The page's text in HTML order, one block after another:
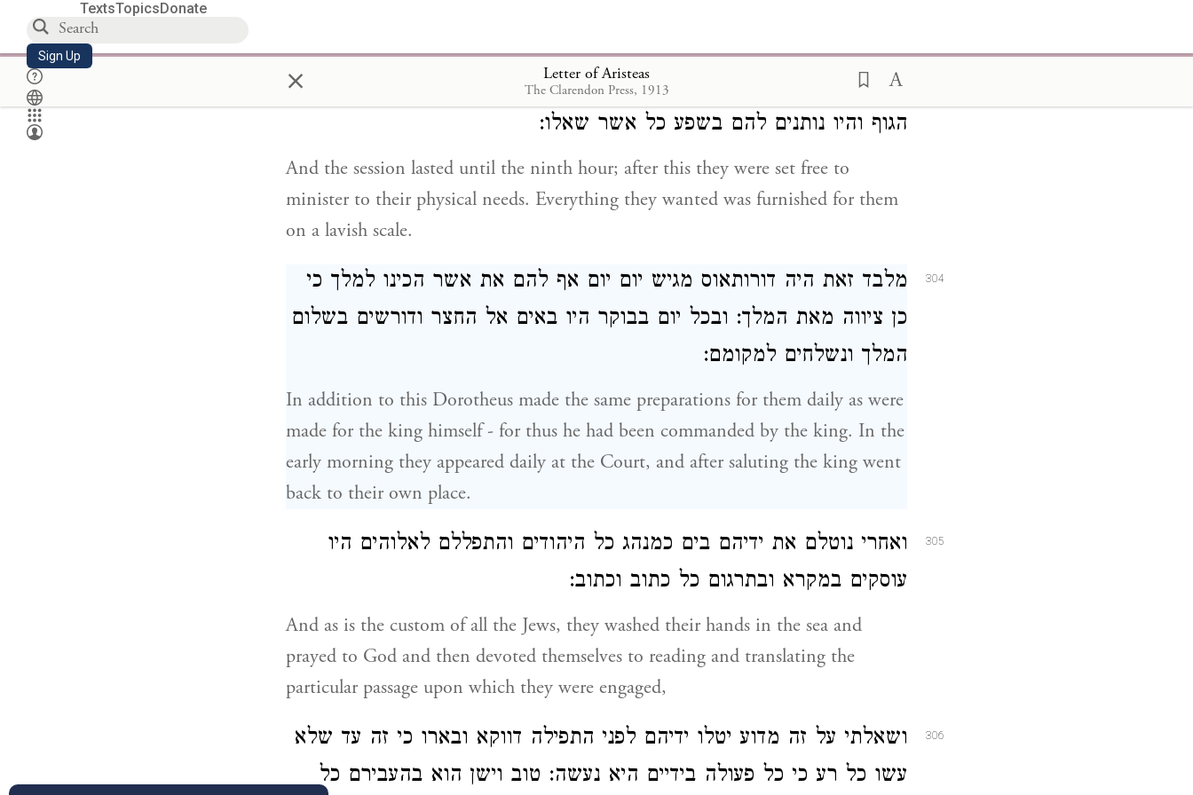
TextsTopicsDonate
Sign Up × Letter of Aristeas
The Clarendon Press, 1913
וישיבות האספה היו עד השעה התשיעית: ואחרי־כן היו נפנים אל רפואת
הגוף והיו נותנים להם בשפע כל אשר שאלו:
And the session lasted until the ninth hour; after this they were set free to
minister to their physical needs. Everything they wanted was furnished for them
on a lavish scale.
304
מלבד זאת היה דורותאוס מגיש יום יום אף להם את אשר הכינו למלך כי
כן ציווה מאת המלך: ובכל יום בבוקר היו באים אל החצר ודורשים בשלום
המלך ונשלחים למקומם:
In addition to this Dorotheus made the same preparations for them daily as were
made for the king himself - for thus he had been commanded by the king. In the
early morning they appeared daily at the Court, and after saluting the king went
back to their own place.
305
ואחרי נוטלם את ידיהם בים כמנהג כל היהודים והתפללם לאלוהים היו
עוסקים במקרא ובתרגום כל כתוב וכתוב:
And as is the custom of all the Jews, they washed their hands in the sea and
prayed to God and then devoted themselves to reading and translating the
particular passage upon which they were engaged,
306
ושאלתי על זה מדוע יטלו ידיהם לפני התפילה דווקא ובארו כי זה עד שלא
עשו כל רע כי כל פעולה בידיים היא נעשה: טוב וישן הוא בהעבירם כל